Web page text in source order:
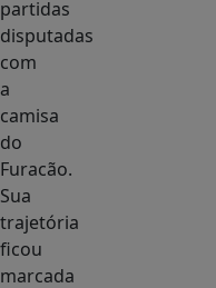
partidas
disputadas
com
a
camisa
do
Furacão.
Sua
trajetória
ficou
marcada